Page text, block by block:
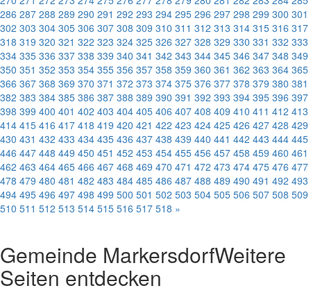
286 287 288 289 290 291 292 293 294 295 296 297 298 299 300 301
302 303 304 305 306 307 308 309 310 311 312 313 314 315 316 317
318 319 320 321 322 323 324 325 326 327 328 329 330 331 332 333
334 335 336 337 338 339 340 341 342 343 344 345 346 347 348 349
350 351 352 353 354 355 356 357 358 359 360 361 362 363 364 365
366 367 368 369 370 371 372 373 374 375 376 377 378 379 380 381
382 383 384 385 386 387 388 389 390 391 392 393 394 395 396 397
398 399 400 401 402 403 404 405 406 407 408 409 410 411 412 413
414 415 416 417 418 419 420 421 422 423 424 425 426 427 428 429
430 431 432 433 434 435 436 437 438 439 440 441 442 443 444 445
446 447 448 449 450 451 452 453 454 455 456 457 458 459 460 461
462 463 464 465 466 467 468 469 470 471 472 473 474 475 476 477
478 479 480 481 482 483 484 485 486 487 488 489 490 491 492 493
494 495 496 497 498 499 500 501 502 503 504 505 506 507 508 509
510 511 512 513 514 515 516 517 518 »
Gemeinde MarkersdorfWeitere
Seiten entdecken